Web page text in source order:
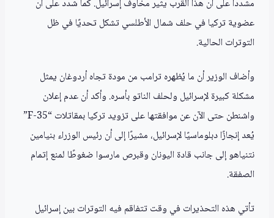
مشدداً على أن هذا القرب يثير مخاوف إسرائيل. كما شدد على أن
عضوية تركيا في حلف شمال الأطلسي تشكل تحديًا في ظل
التوترات الحالية.
وأضاف الوزير أن ما يُظهره ترامب من مودة تجاه أردوغان يمثل
مشكلة كبيرة لإسرائيل ولحلف الناتو بأسره. وأكد أن عدم إعلان
واشنطن حتى الآن عن موافقتها على تزويد تركيا بمقاتلات “F-35”
يُعد إنجازًا دبلوماسيًا لإسرائيل، مشيرًا إلى أن رئيس الوزراء بنيامين
نتنياهو إلى جانب قادة اليونان وقبرص مارسوا ضغوطًا لمنع إتمام
الصفقة.
تأتي هذه التحذيرات في وقت تتفاقم فيه التوترات بين إسرائيل